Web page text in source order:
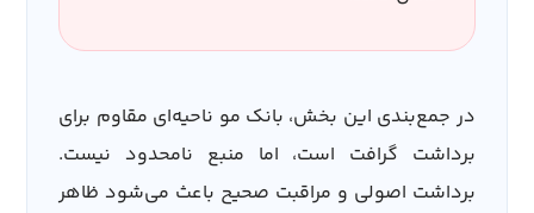
در جمع‌بندی این بخش، بانک مو ناحیه‌ای مقاوم برای
برداشت گرافت است، اما منبع نامحدود نیست.
برداشت اصولی و مراقبت صحیح باعث می‌شود ظاهر